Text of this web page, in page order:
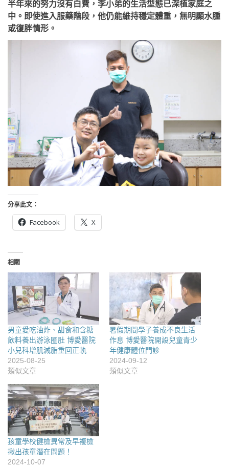
半年來的努力沒有白費，李小弟的生活型態已深植家庭之
中。即使進入服藥階段，他仍能維持穩定體重，無明顯水腫
或復胖情形。
分享此文：
Facebook X
相關
男童愛吃油炸、甜食和含糖
飲料養出游泳圈肚 博愛醫院
小兒科增肌減脂重回正軌
2025-08-25
類似文章
暑假期間學子養成不良生活
作息 博愛醫院開設兒童青少
年健康體位門診
2024-09-12
類似文章
孩童學校健檢異常及早複檢
揪出孩童潛在問題！
2024-10-07